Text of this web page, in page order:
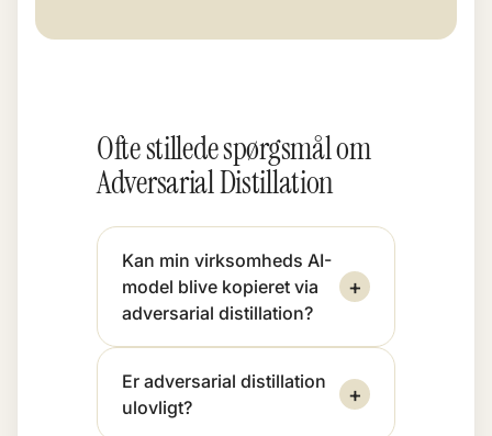
Ofte stillede spørgsmål om
Adversarial Distillation
Kan min virksomheds AI-
model blive kopieret via
adversarial distillation?
+
Er adversarial distillation
ulovligt?
+